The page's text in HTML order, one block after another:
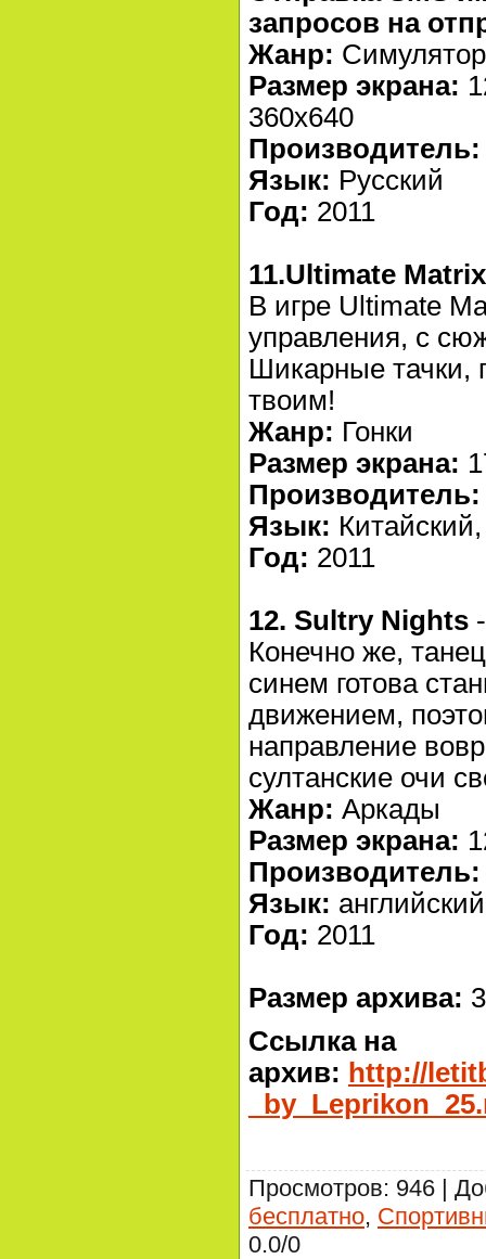
запросов на
Жанр:
Размер экрана:
360x640
Производитель:
Язык: Русский
Год: 2011
11.Ultimate
В игре Ultimate
управления, с
Шикарные тачки,
твоим!
Жанр: Гонки
Размер экрана:
Производитель:
Язык:
Год: 2011
12. Sultry Nights
Конечно же,
синем готова
движением,
направление
султанские очи
Жанр: Аркады
Размер экрана:
Производитель:
Язык:
Год: 2011
Размер архива:
Ссылка на
архив: http://
Просмотров: 946 |
бесплатно,
0.0/0